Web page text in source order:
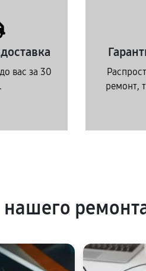
вас за 30
ремонт,